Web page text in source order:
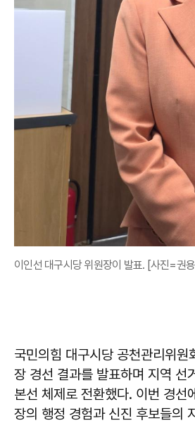
이인선 대구시당 위원장이 발표. [사진=권
국민의힘 대구시당 공천관리위원
장 경선 결과를 발표하며 지역 선
본선 체제로 전환했다. 이번 경선
장의 행정 경험과 신진 후보들의